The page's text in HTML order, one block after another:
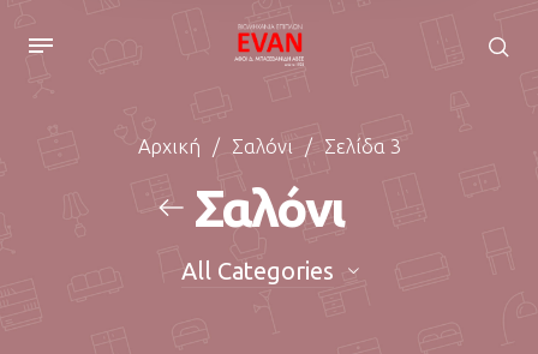
Αρχική / Σαλόνι / Σελίδα 3
Σαλόνι
All Categories